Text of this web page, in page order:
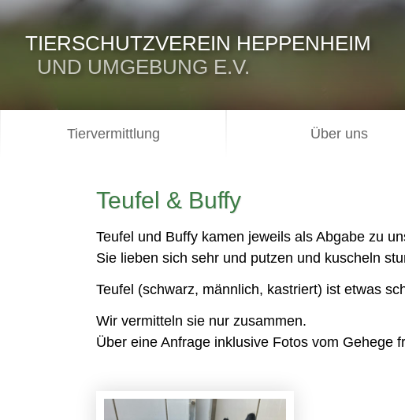
TIERSCHUTZVEREIN HEPPENHEIM
UND UMGEBUNG E.V.
Tiervermittlung Über uns
Teufel & Buffy
Teufel und Buffy kamen jeweils als Abgabe zu
Sie lieben sich sehr und putzen und kuscheln
Teufel (schwarz, männlich, kastriert) ist etwas
Wir vermitteln sie nur zusammen.
Über eine Anfrage inklusive Fotos vom Gehege